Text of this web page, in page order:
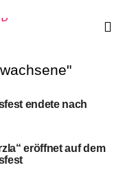
endete nach
eröffnet auf dem